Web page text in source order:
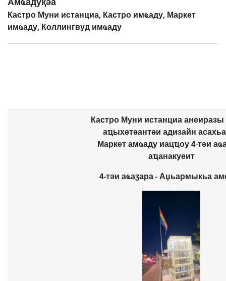
Амҩадуқәа
Кастро Муни истанциа, Кастро имҩаду, Маркет
имҩаду, Коллингвуд имҩаду
Кастро Муни истанциа
аҵыхәтәантәи адизайн
Маркет амҩаду иацҵоу 4-тәи
аҵанакуеит
4-тәи аҩаӡара - Аџьармыкьа